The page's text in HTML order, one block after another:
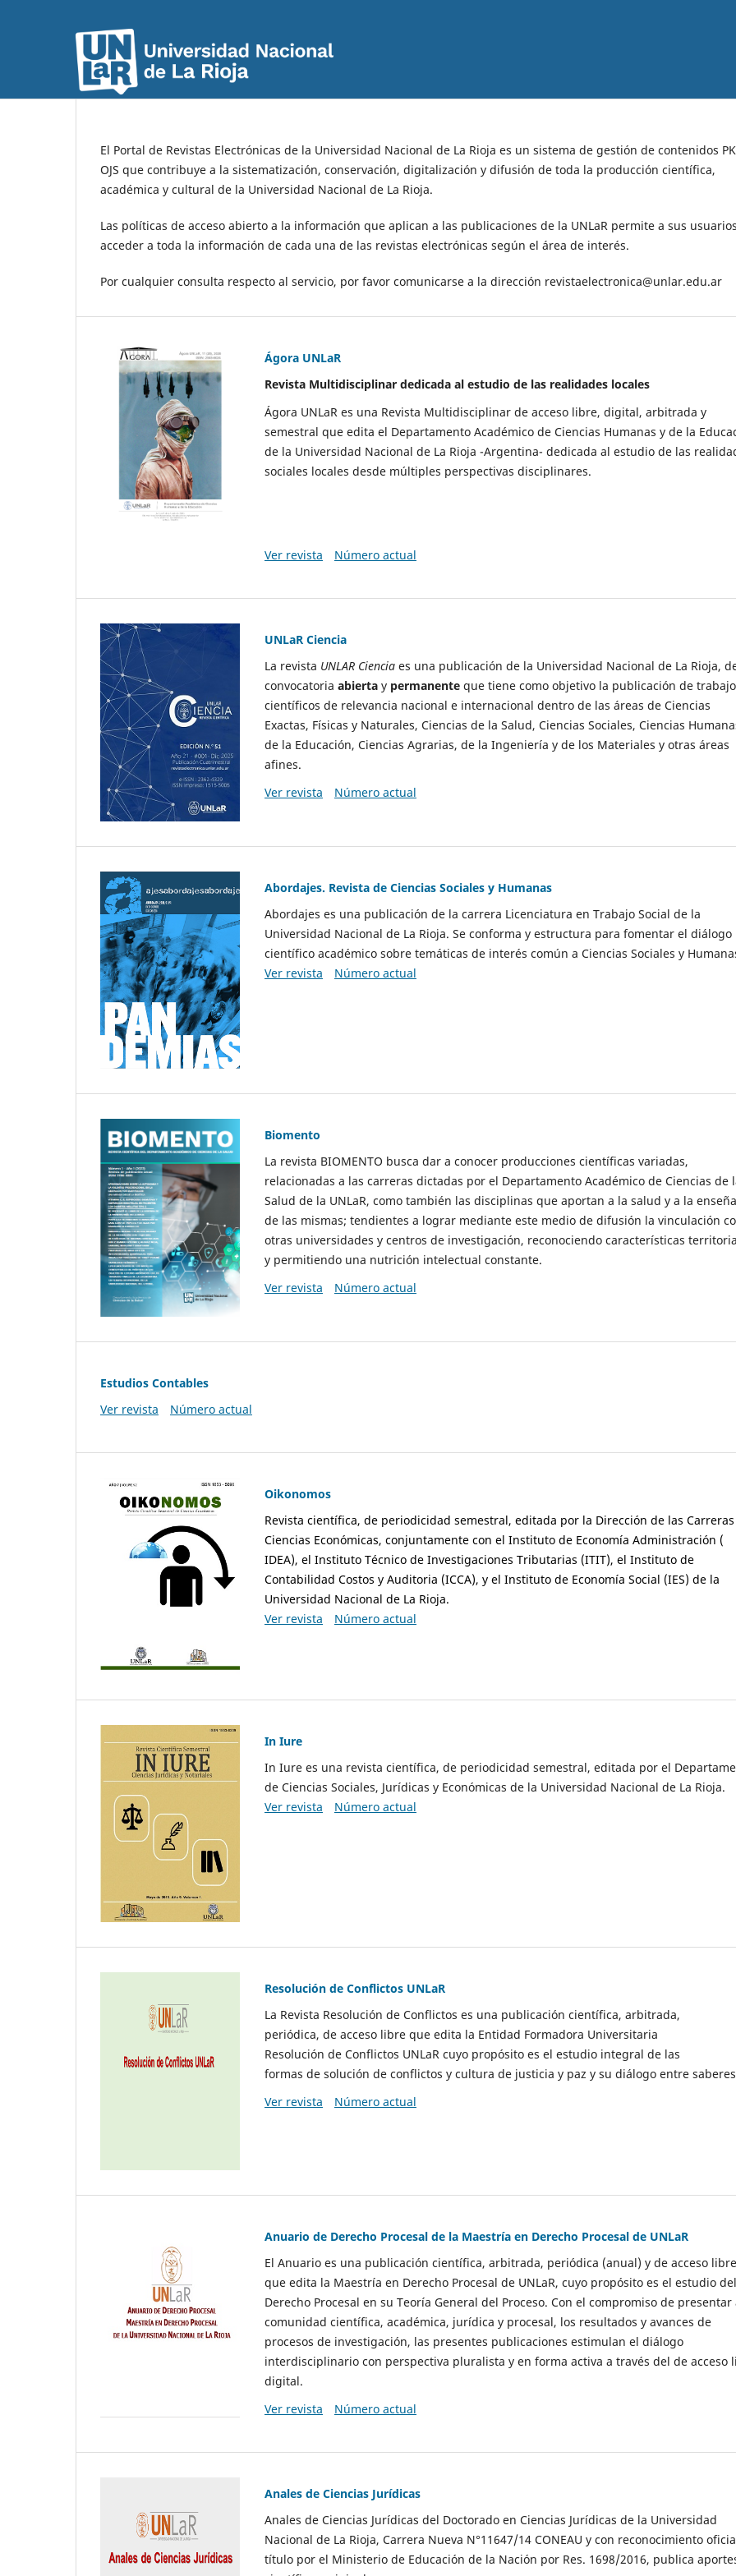
El Portal de Revistas Electrónicas de la Universidad Nacional de La Rioja es un sistema de gestión de contenidos
OJS que contribuye a la sistematización, conservación, digitalización y difusión de toda la producción científica,
académica y cultural de la Universidad Nacional de La Rioja.
Las políticas de acceso abierto a la información que aplican a las publicaciones de la UNLaR permite a sus
acceder a toda la información de cada una de las revistas electrónicas según el área de interés.
Por cualquier consulta respecto al servicio, por favor comunicarse a la dirección revistaelectronica@unlar.edu.ar
Ágora UNLaR
Revista Multidisciplinar dedicada al estudio de las realidades locales
Ágora UNLaR es una Revista Multidisciplinar de acceso libre, digital, arbitrada y
semestral que edita el Departamento Académico de Ciencias Humanas y de la
de la Universidad Nacional de La Rioja -Argentina- dedicada al estudio de las
sociales locales desde múltiples perspectivas disciplinares.
Ver revista Número actual
UNLaR Ciencia
La revista UNLAR Ciencia es una publicación de la Universidad Nacional de La Rioja,
convocatoria abierta y permanente que tiene como objetivo la publicación de
científicos de relevancia nacional e internacional dentro de las áreas de Ciencias
Exactas, Físicas y Naturales, Ciencias de la Salud, Ciencias Sociales, Ciencias
de la Educación, Ciencias Agrarias, de la Ingeniería y de los Materiales y otras áreas
afines.
Ver revista
Número actual
Abordajes. Revista de Ciencias Sociales y Humanas
Abordajes es una publicación de la carrera Licenciatura en Trabajo Social de la
Universidad Nacional de La Rioja. Se conforma y estructura para fomentar el diálogo
científico académico sobre temáticas de interés común a Ciencias Sociales y
Ver revista
Número actual
Biomento
La revista BIOMENTO busca dar a conocer producciones científicas variadas,
relacionadas a las carreras dictadas por el Departamento Académico de Ciencias de
Salud de la UNLaR, como también las disciplinas que aportan a la salud y a la
de las mismas; tendientes a lograr mediante este medio de difusión la vinculación
otras universidades y centros de investigación, reconociendo características
y permitiendo una nutrición intelectual constante.
Ver revista
Número actual
Estudios Contables
Ver revista
Número actual
Oikonomos
Revista científica, de periodicidad semestral, editada por la Dirección de las
Ciencias Económicas, conjuntamente con el Instituto de Economía Administración (
IDEA), el Instituto Técnico de Investigaciones Tributarias (ITIT), el Instituto de
Contabilidad Costos y Auditoria (ICCA), y el Instituto de Economía Social (IES) de la
Universidad Nacional de La Rioja.
Ver revista
Número actual
In Iure
In Iure es una revista científica, de periodicidad semestral, editada por el
de Ciencias Sociales, Jurídicas y Económicas de la Universidad Nacional de La Rioja.
Ver revista
Número actual
Resolución de Conflictos UNLaR
La Revista Resolución de Conflictos es una publicación científica, arbitrada,
periódica, de acceso libre que edita la Entidad Formadora Universitaria
Resolución de Conflictos UNLaR cuyo propósito es el estudio integral de las
formas de solución de conflictos y cultura de justicia y paz y su diálogo entre
Ver revista
Número actual
Anuario de Derecho Procesal de la Maestría en Derecho Procesal de UNLaR
El Anuario es una publicación científica, arbitrada, periódica (anual) y de acceso
que edita la Maestría en Derecho Procesal de UNLaR, cuyo propósito es el estudio del
Derecho Procesal en su Teoría General del Proceso. Con el compromiso de presentar
comunidad científica, académica, jurídica y procesal, los resultados y avances de
procesos de investigación, las presentes publicaciones estimulan el diálogo
interdisciplinario con perspectiva pluralista y en forma activa a través del de acceso
digital.
Ver revista
Número actual
Anales de Ciencias Jurídicas
Anales de Ciencias Jurídicas del Doctorado en Ciencias Jurídicas de la Universidad
Nacional de La Rioja, Carrera Nueva N°11647/14 CONEAU y con reconocimiento
título por el Ministerio de Educación de la Nación por Res. 1698/2016, publica